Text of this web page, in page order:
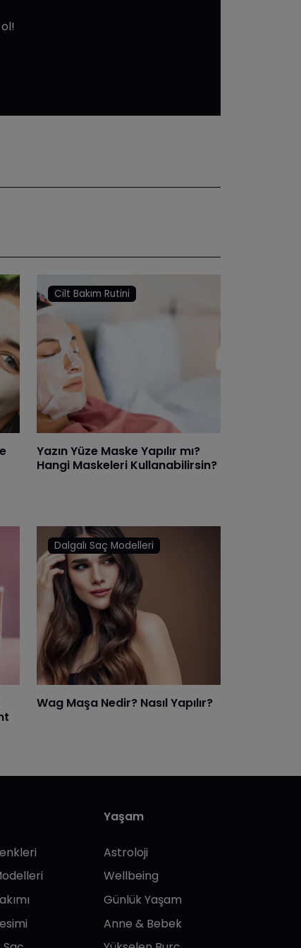
Cilt Bakım Rutini
Yazın Yüze Maske Yapılır mı?
Hangi Maskeleri Kullanabilirsin?
Dalgalı Saç Modelleri
Wag Maşa Nedir? Nasıl Yapılır?
Yaşam
Astroloji
Wellbeing
Günlük Yaşam
Anne & Bebek